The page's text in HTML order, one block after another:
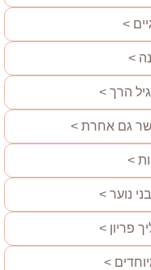
>
>
הרך >
גם אחרת >
>
נוער >
פריון >
>